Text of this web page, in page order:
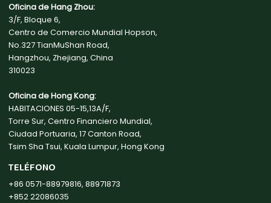
Oficina de Hang Zhou:
3/F, Bloque 6,
Centro de Comercio Mundial Hopson,
No.327 TianMuShan Road,
Hangzhou, Zhejiang, China
310023
Oficina de Hong Kong:
HABITACIONES 05-15,13A/F,
Torre Sur, Centro Financiero Mundial,
Ciudad Portuaria, 17 Canton Road,
Tsim Sha Tsui, Kuala Lumpur, Hong Kong
TELÉFONO
+86 0571-88979816, 88971873
+852 22086035